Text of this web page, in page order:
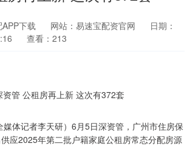
下载 网站：易速宝配资官网
日期：
查看：213
体记者李天研）6月5日深资管，广州市住房保
应2025年第二批户籍家庭公租房常态分配房源